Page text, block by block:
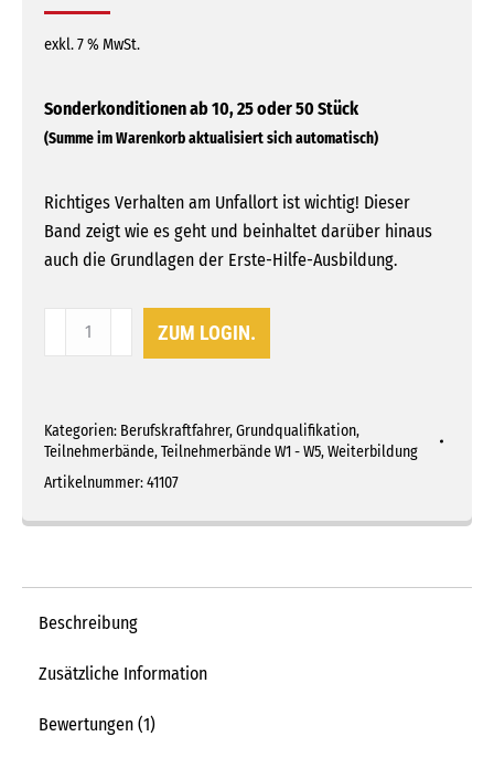
Kundenbewertung
exkl. 7 % MwSt.
Richtiges Verhalten am Unfallort ist wichtig! Dieser
Band zeigt wie es geht und beinhaltet darüber hinaus
auch die Grundlagen der Erste-Hilfe-Ausbildung.
Teilnehmerband
Unfälle,
Notfälle
&
Kriminalität
ZUM LOGIN.
Kategorien: Berufskraftfahrer,Grundqualifikation,
Teilnehmerbände,Teilnehmerbände W1 - W5,Weiterbildung
Artikelnummer:41107
Beschreibung
Zusätzliche Information
Bewertungen (1)